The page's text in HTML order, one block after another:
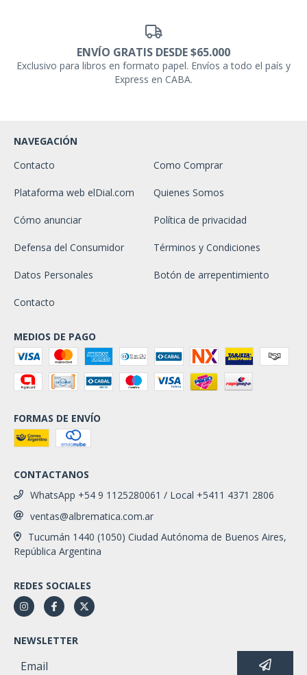
ENVÍO GRATIS DESDE $65.000
Exclusivo para libros en formato papel. Envíos a todo el país y
Express en CABA.
NAVEGACIÓN
Contacto
Como Comprar
Plataforma web elDial.com Quienes Somos
Cómo anunciar Política de privacidad
Defensa del Consumidor Términos y Condiciones
Datos Personales Botón de arrepentimiento
Contacto
MEDIOS DE PAGO
FORMAS DE ENVÍO
CONTACTANOS
WhatsApp +54 9 1125280061 / Local +5411 4371 2806
ventas@albrematica.com.ar
Tucumán 1440 (1050) Ciudad Autónoma de Buenos Aires,
República Argentina
REDES SOCIALES
NEWSLETTER